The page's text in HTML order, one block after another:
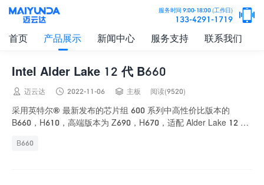
服务时间 9:00-18:00 (工作日)
133-4291-1719 
首页 产品展示 新闻中心 服务支持 联系我们
Intel Alder Lake 12 代 B660
 迈云达  2022-11-06  主板 阅读(9520)
采用英特尔® 最新发布的芯片组 600 系列中高性价比版本的
B660，H610，高端版本为 Z690，H670，适配 Alder Lake 12 代
B660